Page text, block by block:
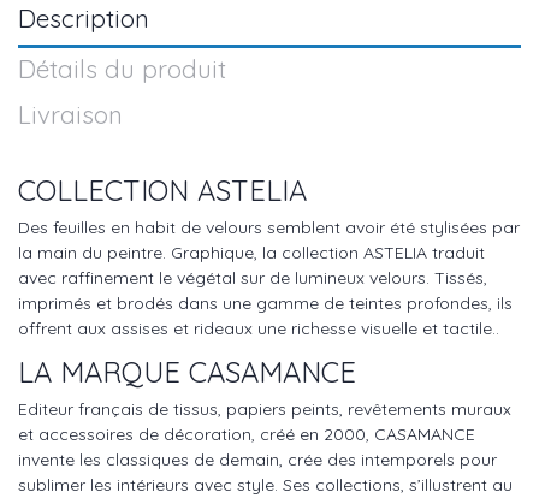
Description
Détails du produit
Livraison
COLLECTION ASTELIA
Des feuilles en habit de velours semblent avoir été stylisées par
la main du peintre. Graphique, la collection ASTELIA traduit
avec raffinement le végétal sur de lumineux velours. Tissés,
imprimés et brodés dans une gamme de teintes profondes, ils
offrent aux assises et rideaux une richesse visuelle et tactile..
LA MARQUE CASAMANCE
Editeur français de tissus, papiers peints, revêtements muraux
et accessoires de décoration, créé en 2000, CASAMANCE
invente les classiques de demain, crée des intemporels pour
sublimer les intérieurs avec style. Ses collections, s’illustrent au